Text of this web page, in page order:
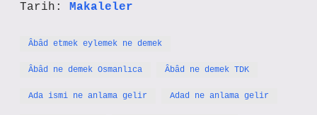
Tarih: Makaleler
Âbâd etmek eylemek ne demek
Âbâd ne demek Osmanlıca Âbâd ne demek TDK
Ada ismi ne anlama gelir Adad ne anlama gelir